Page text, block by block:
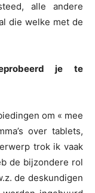
alle andere
die welke met de
je te
om « mee
over tablets,
trok ik vaak
de bijzondere rol
de deskundigen